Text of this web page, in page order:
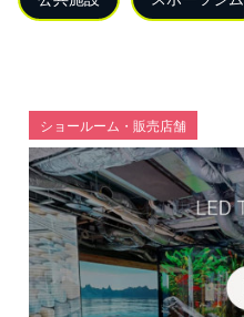
ショールーム・販売店舗